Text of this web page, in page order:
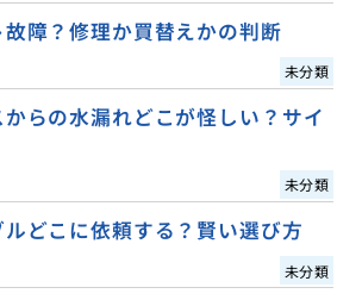
障？修理か買替えかの判断
未分類
らの水漏れどこが怪しい？サイ
未分類
ルどこに依頼する？賢い選び方
未分類